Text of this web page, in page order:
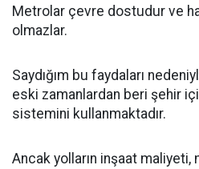
Metrolar çevre dostudur ve
olmazlar.
Saydığım bu faydaları
eski zamanlardan beri şehir
sistemini kullanmaktadır.
Ancak yolların inşaat maliyeti,